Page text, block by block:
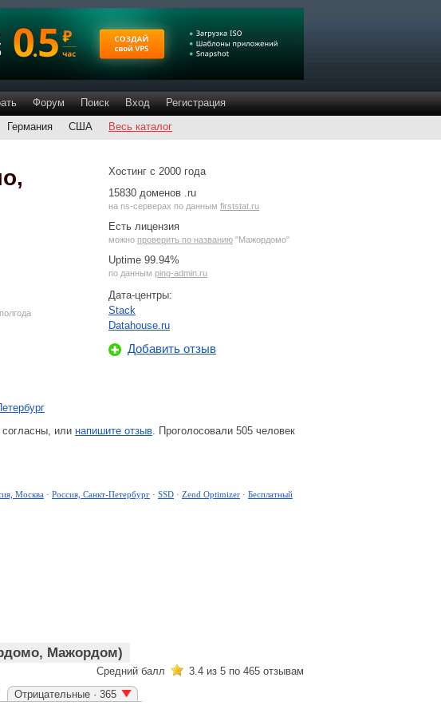
Форум Поиск Вход
Регистрация
Германия США Весь каталог
Хостинг с 2000 года
15830 доменов .ru
на ns-серверах по данным firststat.ru
Есть лицензия
можно проверить по названию "Мажордомо"
Uptime 99.94%
по данным ping-admin.ru
Дата-центры:
Stack
Datahouse.ru
Добавить отзыв
согласны, или напишите отзыв. Проголосовали 505 человек
Москва · Россия, Санкт-Петербург · SSD · Zend Optimizer · Бесплатный
Мажордом)
Средний балл 3.4 из 5 по 465 отзывам
Отрицательные · 365